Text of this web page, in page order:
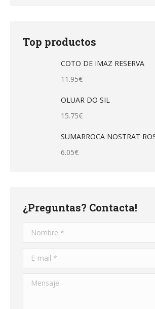
Top productos
COTO DE IMAZ RESERVA
11.95€
OLUAR DO SIL
15.75€
SUMARROCA NOSTRAT
6.05€
¿Preguntas? Contacta!
Nombre *
E-mail *
Mensaje